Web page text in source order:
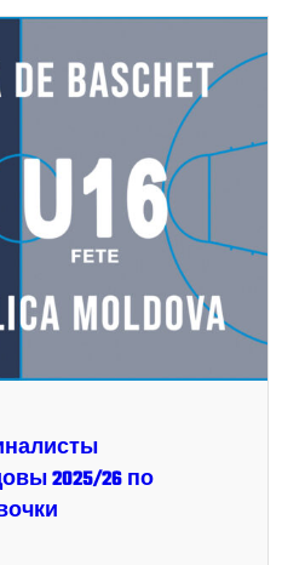
2025/26 по